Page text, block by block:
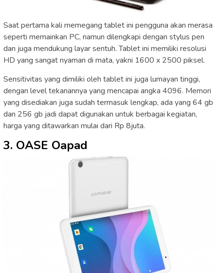
Saat pertama kali memegang tablet ini pengguna akan merasa
seperti memainkan PC, namun dilengkapi dengan stylus pen
dan juga mendukung layar sentuh. Tablet ini memiliki resolusi
HD yang sangat nyaman di mata, yakni 1600 x 2500 piksel.
Sensitivitas yang dimiliki oleh tablet ini juga lumayan tinggi,
dengan level tekanannya yang mencapai angka 4096. Memori
yang disediakan juga sudah termasuk lengkap, ada yang 64 gb
dan 256 gb jadi dapat digunakan untuk berbagai kegiatan,
harga yang ditawarkan mulai dari Rp 8juta.
3. OASE Oapad